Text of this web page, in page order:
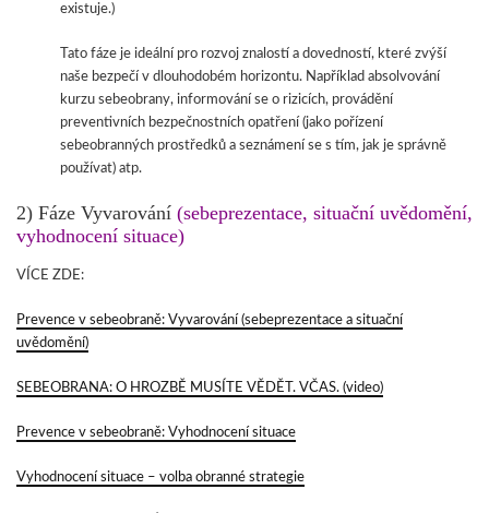
existuje.)
Tato fáze je ideální pro rozvoj znalostí a dovedností, které zvýší
naše bezpečí v dlouhodobém horizontu. Například absolvování
kurzu sebeobrany, informování se o rizicích, provádění
preventivních bezpečnostních opatření (jako pořízení
sebeobranných prostředků a seznámení se s tím, jak je správně
používat) atp.
2) Fáze Vyvarování (sebeprezentace, situační uvědomění,
vyhodnocení situace)
VÍCE ZDE:
Prevence v sebeobraně: Vyvarování (sebeprezentace a situační
uvědomění)
SEBEOBRANA: O HROZBĚ MUSÍTE VĚDĚT. VČAS. (video)
Prevence v sebeobraně: Vyhodnocení situace
Vyhodnocení situace – volba obranné strategie